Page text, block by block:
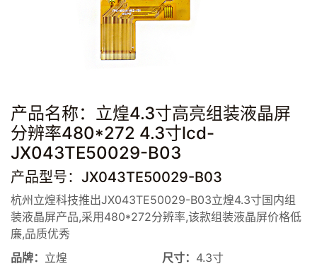
产品名称：立煌4.3寸高亮组装液晶屏
分辨率480*272 4.3寸lcd-
JX043TE50029-B03
产品型号：JX043TE50029-B03
杭州立煌科技推出JX043TE50029-B03立煌4.3寸国内组
装液晶屏产品,采用480*272分辨率,该款组装液晶屏价格低
廉,品质优秀
品牌： 立煌 尺寸： 4.3寸